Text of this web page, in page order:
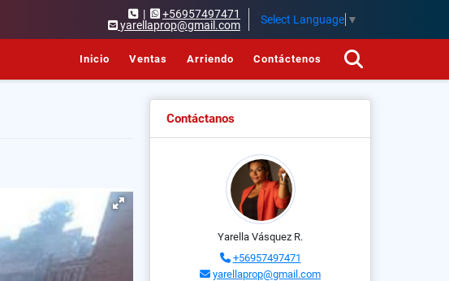
|
+56957497471
yarellaprop@gmail.com
Select Language ▼
Inicio Ventas Arriendo Contáctenos
Contáctanos
Yarella Vásquez R.
+56957497471
yarellaprop@gmail.com